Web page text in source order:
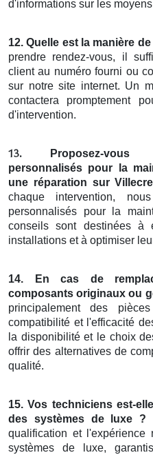
d'informations sur les
12.Quelle est la manière
prendre rendez-vous, il
client au numéro fourni ou
sur notre site internet. Un
contactera promptement
d'intervention.
13. Proposez-
personnalisés pour
la
une réparation sur
chaque intervention,
personnalisés pour la
conseils sont destinées à
installations et à optimiser
14. En cas de
composants originaux ou
principalement des
compatibilité et l'efficacité
la disponibilité et le choix
offrir des alternatives de
qualité.
15.Vos techniciens est-elle
des systèmes de luxe ?
qualification et
systèmes de luxe,